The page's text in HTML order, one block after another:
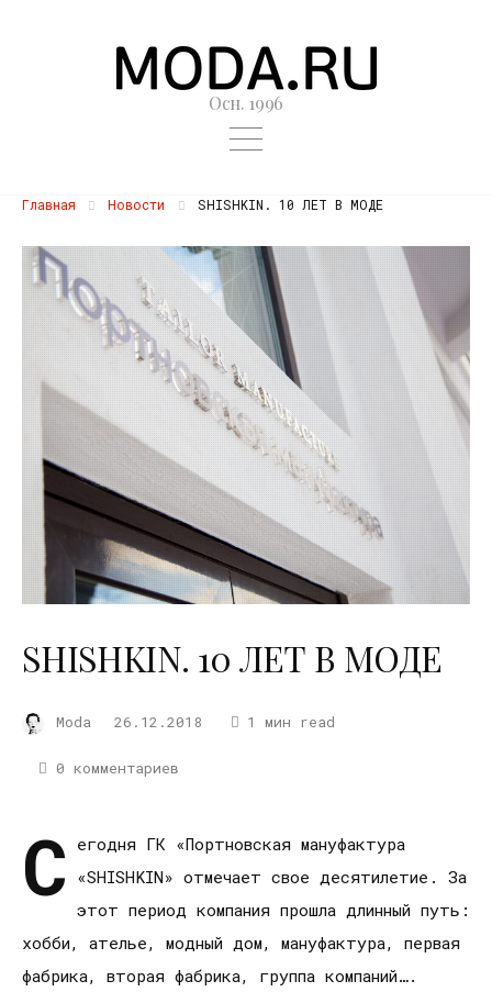
Осн. 1996
Главная Новости SHISHKIN. 10 ЛЕТ В МОДЕ
SHISHKIN. 10 ЛЕТ В МОДЕ
Moda 26.12.2018 1 мин read
0 комментариев
С егодня ГК «Портновская мануфактура
«SHISHKIN» отмечает свое десятилетие. За
этот период компания прошла длинный путь:
хобби, ателье, модный дом, мануфактура, первая
фабрика, вторая фабрика, группа компаний….